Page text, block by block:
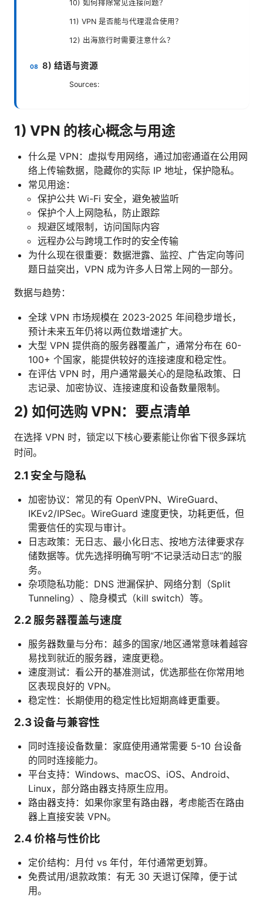
10) 如何排除常见连接问题？
11) VPN 是否能与代理混合使用？
12) 出海旅行时需要注意什么？
8) 结语与资源
Sources:
1) VPN 的核心概念与用途
什么是 VPN：虚拟专用网络，通过加密通道在公用网
络上传输数据，隐藏你的实际 IP 地址，保护隐私。
常见用途：
保护公共 Wi-Fi 安全，避免被监听
保护个人上网隐私，防止跟踪
规避区域限制，访问国际内容
远程办公与跨境工作时的安全传输
为什么现在很重要：数据泄露、监控、广告定向等问
题日益突出，VPN 成为许多人日常上网的一部分。
数据与趋势：
全球 VPN 市场规模在 2023-2025 年间稳步增长，
预计未来五年仍将以两位数增速扩大。
大型 VPN 提供商的服务器覆盖广，通常分布在 60-
100+ 个国家，能提供较好的连接速度和稳定性。
在评估 VPN 时，用户通常最关心的是隐私政策、日
志记录、加密协议、连接速度和设备数量限制。
2) 如何选购 VPN：要点清单
在选择 VPN 时，锁定以下核心要素能让你省下很多踩坑
时间。
2.1 安全与隐私
加密协议：常见的有 OpenVPN、WireGuard、
IKEv2/IPSec。WireGuard 速度更快，功耗更低，但
需要信任的实现与审计。
日志政策：无日志、最小化日志、按地方法律要求存
储数据等。优先选择明确写明“不记录活动日志”的服
务。
杂项隐私功能：DNS 泄漏保护、网络分割（Split
Tunneling）、隐身模式（kill switch）等。
2.2 服务器覆盖与速度
服务器数量与分布：越多的国家/地区通常意味着越容
易找到就近的服务器，速度更稳。
速度测试：看公开的基准测试，优选那些在你常用地
区表现良好的 VPN。
稳定性：长期使用的稳定性比短期高峰更重要。
2.3 设备与兼容性
同时连接设备数量：家庭使用通常需要 5-10 台设备
的同时连接能力。
平台支持：Windows、macOS、iOS、Android、
Linux，部分路由器支持原生应用。
路由器支持：如果你家里有路由器，考虑能否在路由
器上直接安装 VPN。
2.4 价格与性价比
定价结构：月付 vs 年付，年付通常更划算。
免费试用/退款政策：有无 30 天退订保障，便于试
用。